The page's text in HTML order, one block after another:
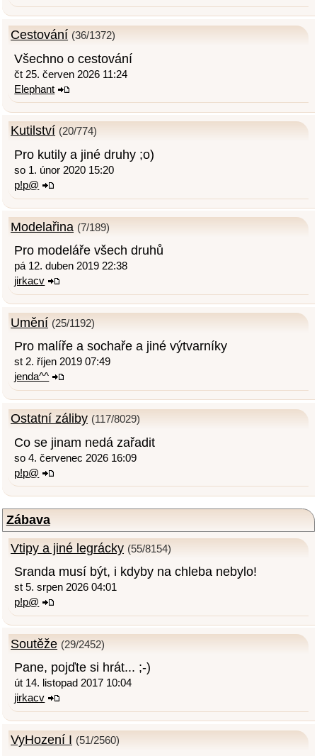
Cestování (36/1372)
Všechno o cestování
čt 25. červen 2026 11:24
Elephant
Kutilství (20/774)
Pro kutily a jiné druhy ;o)
so 1. únor 2020 15:20
p!p@
Modelařina (7/189)
Pro modeláře všech druhů
pá 12. duben 2019 22:38
jirkacv
Umění (25/1192)
Pro malíře a sochaře a jiné výtvarníky
st 2. říjen 2019 07:49
jenda^^
Ostatní záliby (117/8029)
Co se jinam nedá zařadit
so 4. červenec 2026 16:09
p!p@
Zábava
Vtipy a jiné legrácky (55/8154)
Sranda musí být, i kdyby na chleba nebylo!
st 5. srpen 2026 04:01
p!p@
Soutěže (29/2452)
Pane, pojďte si hrát... ;-)
út 14. listopad 2017 10:04
jirkacv
VyHození I (51/2560)